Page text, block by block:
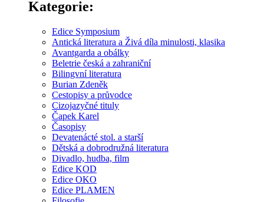
Kategorie:
Edice Symposium
Antická literatura a Živá díla minulosti, klasika
Avantgarda a obálky
Beletrie česká a zahraniční
Bilingvní literatura
Burian Zdeněk
Cestopisy a průvodce
Cizojazyčné tituly
Čapek Karel
Časopisy
Devatenácté stol. a starší
Dětská a dobrodružná literatura
Divadlo, hudba, film
Edice KOD
Edice OKO
Edice PLAMEN